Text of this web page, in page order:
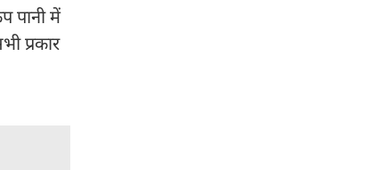
पानी में
प्रकार